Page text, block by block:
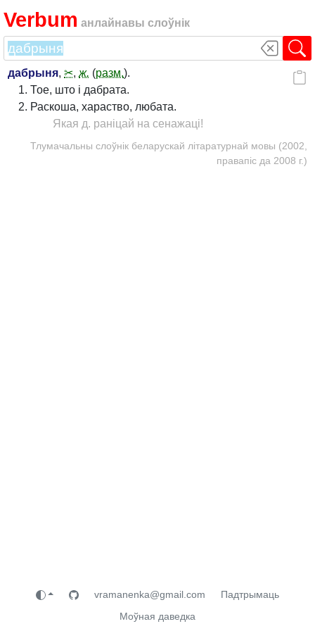
Verbum анлайнавы слоўнік
дабрыня, ✂, ж. (разм.).
Тое, што і дабрата.
Раскоша, хараство, любата.
Якая д. раніцай на сенажаці!
Тлумачальны слоўнік беларускай літаратурнай мовы (2002,
правапіс да 2008 г.)
vramanenka@gmail.com
Падтрымаць
Моўная даведка